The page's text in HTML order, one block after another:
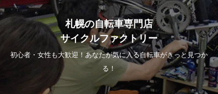
札幌の自転車専門店
サイクルファクトリー
初心者・女性も大歓迎！あなたが気に入る自転車がきっと見つか
る！